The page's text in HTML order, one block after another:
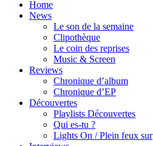
Home
News
Le son de la semaine
Clipothèque
Le coin des reprises
Music & Screen
Reviews
Chronique d’album
Chronique d’EP
Découvertes
Playlists Découvertes
Qui es-tu ?
Lights On / Plein feux sur